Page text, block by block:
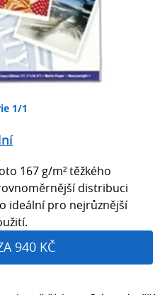
1/1
167 g/m² těžkého
distribuci
ideální pro nejrůznější
940 KČ